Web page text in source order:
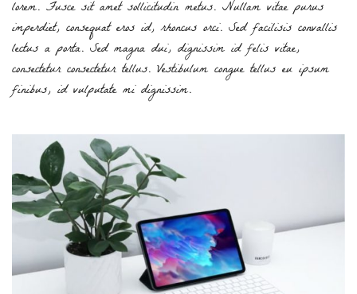
lorem. Fusce sit amet sollicitudin metus. Nullam vitae purus
imperdiet, consequat eros id, rhoncus orci. Sed facilisis convallis
lectus a porta. Sed magna dui, dignissim id felis vitae,
consectetur consectetur tellus. Vestibulum congue tellus eu ipsum
finibus, id vulputate mi dignissim.